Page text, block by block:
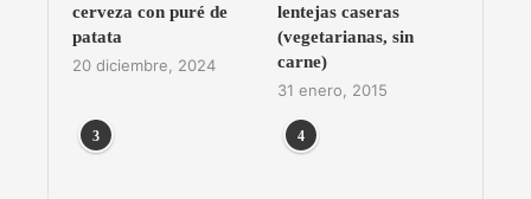
cerveza con puré de
patata
20 diciembre, 2024
lentejas caseras
(vegetarianas, sin
carne)
31 enero, 2015
3 4